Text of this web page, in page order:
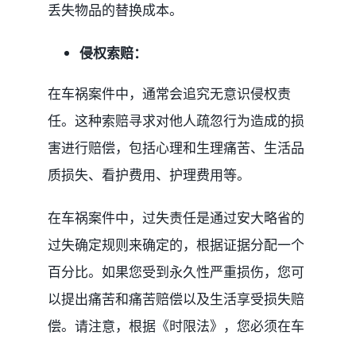
丢失物品的替换成本。
侵权索赔：
在车祸案件中，通常会追究无意识侵权责
任。这种索赔寻求对他人疏忽行为造成的损
害进行赔偿，包括心理和生理痛苦、生活品
质损失、看护费用、护理费用等。
在车祸案件中，过失责任是通过安大略省的
过失确定规则来确定的，根据证据分配一个
百分比。如果您受到永久性严重损伤，您可
以提出痛苦和痛苦赔偿以及生活享受损失赔
偿。请注意，根据《时限法》，您必须在车